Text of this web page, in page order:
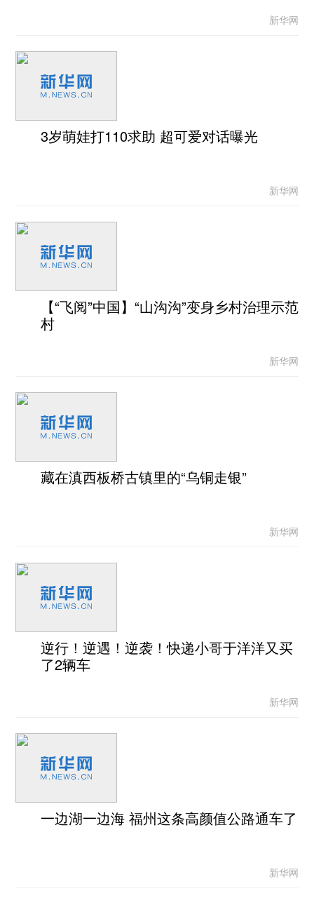
新华网
3岁萌娃打110求助 超可爱对话曝光
新华网
【“飞阅”中国】“山沟沟”变身乡村治理示范
村
新华网
藏在滇西板桥古镇里的“乌铜走银”
新华网
逆行！逆遇！逆袭！快递小哥于洋洋又买
了2辆车
新华网
一边湖一边海 福州这条高颜值公路通车了
新华网